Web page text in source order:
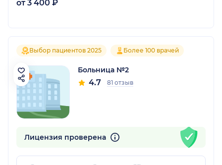
от 3 400 ₽
Выбор пациентов 2025 Более 100 врачей
Больница №2
4.7 81 отзыв
Лицензия проверена